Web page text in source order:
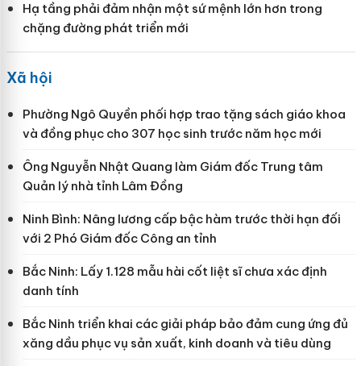
Hạ tầng phải đảm nhận một sứ mệnh lớn hơn trong
chặng đường phát triển mới
Xã hội
Phường Ngô Quyền phối hợp trao tặng sách giáo khoa
và đồng phục cho 307 học sinh trước năm học mới
Ông Nguyễn Nhật Quang làm Giám đốc Trung tâm
Quản lý nhà tỉnh Lâm Đồng
Ninh Bình: Nâng lương cấp bậc hàm trước thời hạn đối
với 2 Phó Giám đốc Công an tỉnh
Bắc Ninh: Lấy 1.128 mẫu hài cốt liệt sĩ chưa xác định
danh tính
Bắc Ninh triển khai các giải pháp bảo đảm cung ứng đủ
xăng dầu phục vụ sản xuất, kinh doanh và tiêu dùng